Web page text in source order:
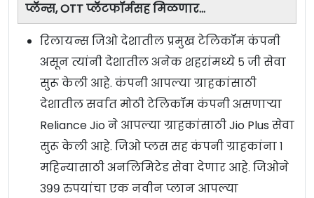
प्लॅन्स, OTT प्लॅटफॉर्मसह मिळणार…
रिलायन्स जिओ देशातील प्रमुख टेलिकॉम कंपनी
असून त्यांनी देशातील अनेक शहरांमध्ये ५ जी सेवा
सुरू केली आहे. कंपनी आपल्या ग्राहकांसाठी
देशातील सर्वात मोठी टेलिकॉम कंपनी असणाऱ्या
Reliance Jio ने आपल्या ग्राहकांसाठी Jio Plus सेवा
सुरू केली आहे. जिओ प्लस सह कंपनी ग्राहकांना १
महिन्यासाठी अनलिमिटेड सेवा देणार आहे. जिओने
३९९ रुपयांचा एक नवीन प्लान आपल्या